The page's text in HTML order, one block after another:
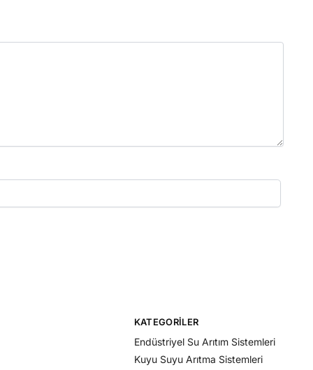
KATEGORILER
Endüstriyel Su Arıtım Sistemleri
Kuyu Suyu Arıtma Sistemleri